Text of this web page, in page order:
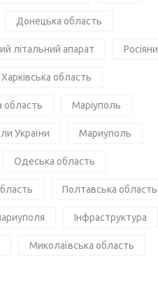
Донецька область
літальний апарат Росіяни
Харківська область
область Маріуполь
України Мариуполь
Одеська область
Полтавська область
Інфраструктура
Миколаївська область